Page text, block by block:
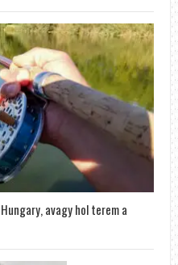
avagy hol terem a